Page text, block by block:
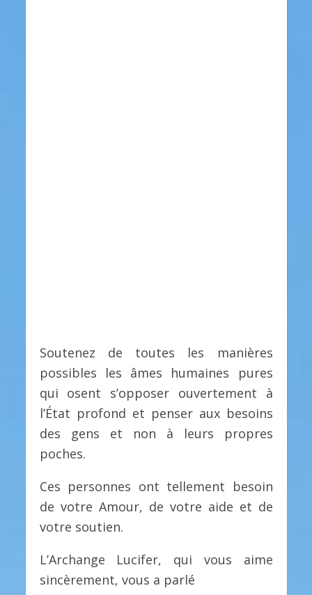
Soutenez de toutes les manières
possibles les âmes humaines pures
qui osent s’opposer ouvertement à
l’État profond et penser aux besoins
des gens et non à leurs propres
poches.
Ces personnes ont tellement besoin
de votre Amour, de votre aide et de
votre soutien.
L’Archange Lucifer, qui vous aime
sincèrement, vous a parlé